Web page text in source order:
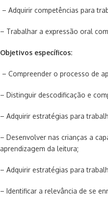
– Adquirir competências para
– Trabalhar a expressão oral
Objetivos específicos:
– Compreender o processo de
– Distinguir descodificação e
– Adquirir estratégias para
– Desenvolver nas crianças a
aprendizagem da leitura;
– Adquirir estratégias para
– Identificar a relevância de se